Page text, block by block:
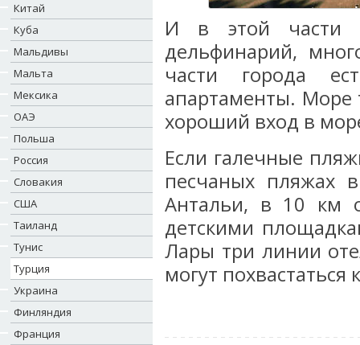
Китай
Куба
Мальдивы
Мальта
Мексика
ОАЭ
Польша
Россия
Словакия
США
Таиланд
Тунис
Турция
Украина
Финляндия
Франция
И в этой части
дельфинарий,
части города
апартаменты. Море
хороший вход в
Если галечные
песчаных пляжах
Антальи, в 10 км
детскими
Лары три линии
могут похвастаться